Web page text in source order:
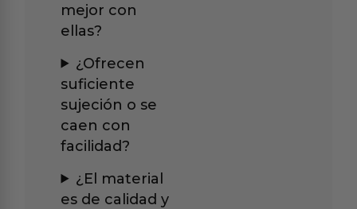
mejor con
ellas?
¿Ofrecen
suficiente
sujeción o se
caen con
facilidad?
¿El material
es de calidad y